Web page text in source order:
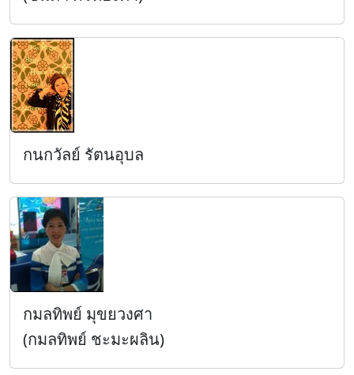
กนกวัลย์ รัตนอุบล
กมลทิพย์ มุขยวงศา
(กมลทิพย์ ชะมะผลิน)